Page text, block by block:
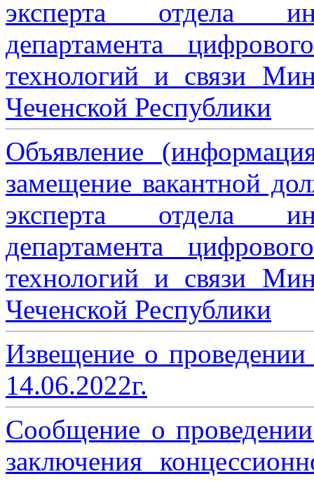
эксперта отдела
департамента
технологий и связи
Чеченской Республики
Объявление
замещение вакантной
эксперта отдела
департамента
технологий и связи
Чеченской Республики
Извещение о
14.06.2022г.
Сообщение о
заключения